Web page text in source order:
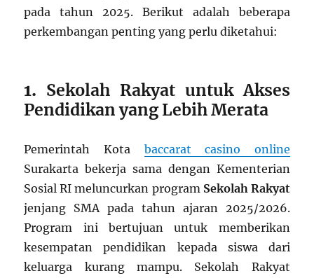
pada tahun 2025. Berikut adalah beberapa
perkembangan penting yang perlu diketahui:
1. Sekolah Rakyat untuk Akses
Pendidikan yang Lebih Merata
Pemerintah Kota baccarat casino online
Surakarta bekerja sama dengan Kementerian
Sosial RI meluncurkan program Sekolah Rakyat
jenjang SMA pada tahun ajaran 2025/2026.
Program ini bertujuan untuk memberikan
kesempatan pendidikan kepada siswa dari
keluarga kurang mampu. Sekolah Rakyat